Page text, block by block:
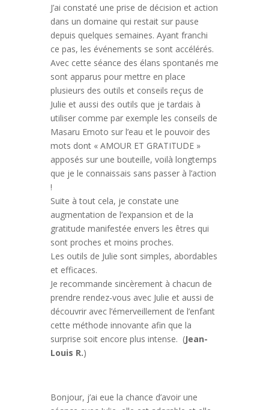
J’ai constaté une prise de décision et action
dans un domaine qui restait sur pause
depuis quelques semaines. Ayant franchi
ce pas, les événements se sont accélérés.
Avec cette séance des élans spontanés me
sont apparus pour mettre en place
plusieurs des outils et conseils reçus de
Julie et aussi des outils que je tardais à
utiliser comme par exemple les conseils de
Masaru Emoto sur l’eau et le pouvoir des
mots dont « AMOUR ET GRATITUDE »
apposés sur une bouteille, voilà longtemps
que je le connaissais sans passer à l’action
!
Suite à tout cela, je constate une
augmentation de l’expansion et de la
gratitude manifestée envers les êtres qui
sont proches et moins proches.
Les outils de Julie sont simples, abordables
et efficaces.
Je recommande sincèrement à chacun de
prendre rendez-vous avec Julie et aussi de
découvrir avec l’émerveillement de l’enfant
cette méthode innovante afin que la
surprise soit encore plus intense. (Jean-
Louis R.)
Bonjour, j’ai eue la chance d’avoir une